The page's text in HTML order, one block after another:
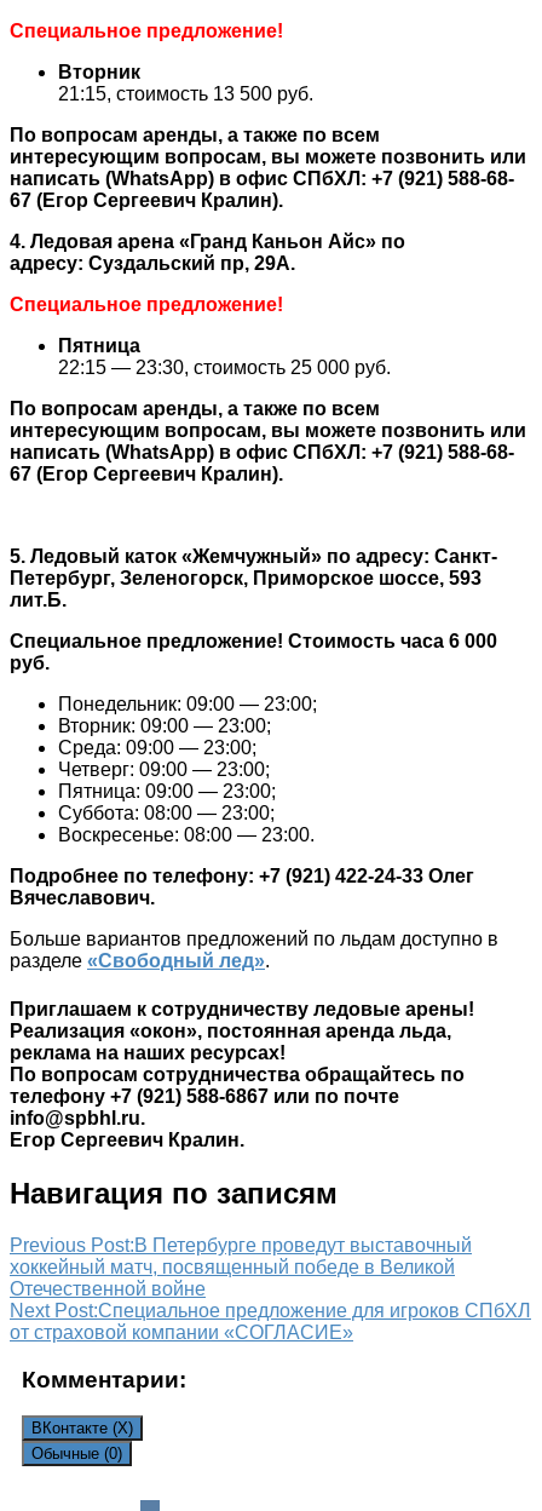
Специальное предложение!
Вторник
21:15, стоимость 13 500 руб.
По вопросам аренды, а также по всем
интересующим вопросам, вы можете позвонить или
написать (WhatsApp) в офис СПбХЛ: +7 (921) 588-68-
67 (Егор Сергеевич Кралин).
4. Ледовая арена «Гранд Каньон Айс» по
адресу: Суздальский пр, 29А.
Специальное предложение!
Пятница
22:15 — 23:30, стоимость 25 000 руб.
По вопросам аренды, а также по всем
интересующим вопросам, вы можете позвонить или
написать (WhatsApp) в офис СПбХЛ: +7 (921) 588-68-
67 (Егор Сергеевич Кралин).
5. Ледовый каток «Жемчужный» по адресу: Санкт-
Петербург, Зеленогорск, Приморское шоссе, 593
лит.Б.
Специальное предложение! Стоимость часа 6 000
руб.
Понедельник: 09:00 — 23:00;
Вторник: 09:00 — 23:00;
Среда: 09:00 — 23:00;
Четверг: 09:00 — 23:00;
Пятница: 09:00 — 23:00;
Суббота: 08:00 — 23:00;
Воскресенье: 08:00 — 23:00.
Подробнее по телефону: +7 (921) 422-24-33 Олег
Вячеславович.
Больше вариантов предложений по льдам доступно в
разделе «Свободный лед».
Приглашаем к сотрудничеству ледовые арены!
Реализация «окон», постоянная аренда льда,
реклама на наших ресурсах!
По вопросам сотрудничества обращайтесь по
телефону +7 (921) 588-6867 или по почте
info@spbhl.ru.
Егор Сергеевич Кралин.
Навигация по записям
Previous Post:В Петербурге проведут выставочный
хоккейный матч, посвященный победе в Великой
Отечественной войне
Next Post:Специальное предложение для игроков СПбХЛ
от страховой компании «СОГЛАСИЕ»
Комментарии:
ВКонтакте (X)
Обычные (0)